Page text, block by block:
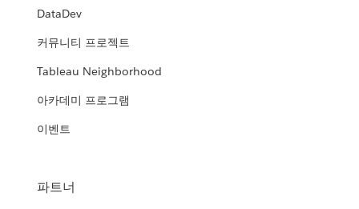
DataDev
커뮤니티 프로젝트
Tableau Neighborhood
아카데미 프로그램
이벤트
파트너